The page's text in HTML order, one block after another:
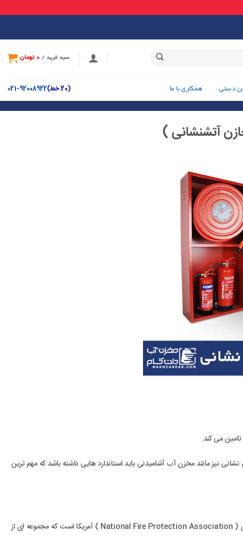
سبد خرید / 0 تومان
دستی همکاری با ما (20 خط) 92008922-021
آتشنشانی )
می کند.
نیز مانند مخزن آب آشامیدنی باید استاندارد هایی داشته باشد که مهم ترین
حجم استاندارد مخزن آب آتش نشانی بر اساس استاندارد اعلامی NFPA تعیین می شود. سازمان NFPA در واقع انجمن ملی حفاظت از آتش سوزی ( National Fire Protection Association ) آمریکا است که مجموعه ای از